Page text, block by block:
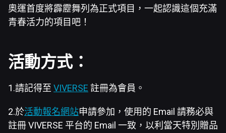
奧運首度將霹靂舞列為正式項目，一起認識這個充滿
青春活力的項目吧！
活動方式：
1.請記得至 VIVERSE 註冊為會員。
2.於活動報名網站申請參加，使用的 Email 請務必與
註冊 VIVERSE 平台的 Email 一致，以利當天特別贈品